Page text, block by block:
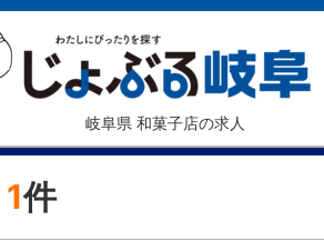
岐阜県 和菓子店の求人
1件